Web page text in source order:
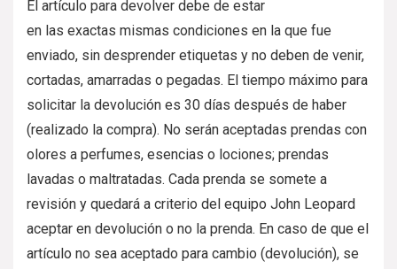
El artículo para devolver debe de estar
en las exactas mismas condiciones en la que fue
enviado, sin desprender etiquetas y no deben de venir,
cortadas, amarradas o pegadas. El tiempo máximo para
solicitar la devolución es 30 días después de haber
(realizado la compra). No serán aceptadas prendas con
olores a perfumes, esencias o lociones; prendas
lavadas o maltratadas. Cada prenda se somete a
revisión y quedará a criterio del equipo John Leopard
aceptar en devolución o no la prenda. En caso de que el
artículo no sea aceptado para cambio (devolución), se